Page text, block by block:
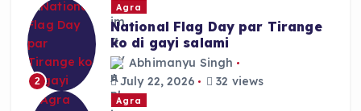
2
Agra
National Flag Day par Tirange
ko di gayi salami
Abhimanyu Singh
July 22, 2026
32 views
Agra